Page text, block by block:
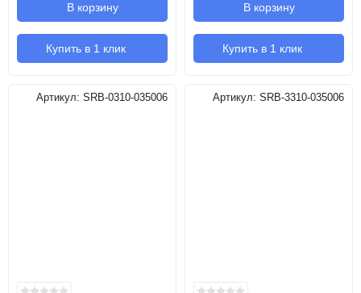
В корзину
Купить в 1 клик
В корзину
Купить в 1 клик
Артикул: SRB-0310-035006 Артикул: SRB-3310-035006